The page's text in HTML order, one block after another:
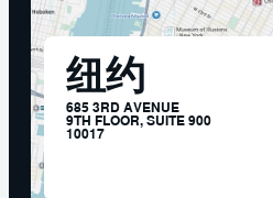
纽约
685 3RD AVENUE
9TH FLOOR, SUITE 900
10017